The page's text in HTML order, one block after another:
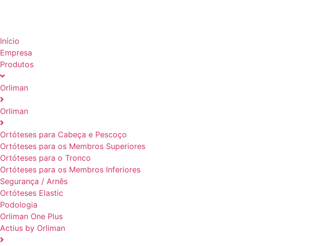
Início
Empresa
Produtos
Orliman
Orliman
Ortóteses para Cabeça e Pescoço
Ortóteses para os Membros Superiores
Ortóteses para o Tronco
Ortóteses para os Membros Inferiores
Segurança / Arnês
Ortóteses Elastic
Podologia
Orliman One Plus
Actius by Orliman